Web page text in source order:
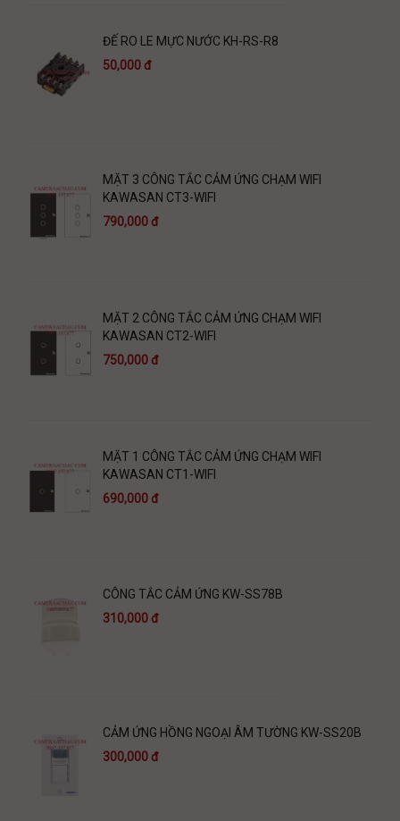
ĐẾ RO LE MỰC NƯỚC KH-RS-R8
50,000 đ
MẶT 3 CÔNG TẮC CẢM ỨNG CHẠM WIFI
KAWASAN CT3-WIFI
790,000 đ
MẶT 2 CÔNG TẮC CẢM ỨNG CHẠM WIFI
KAWASAN CT2-WIFI
750,000 đ
MẶT 1 CÔNG TẮC CẢM ỨNG CHẠM WIFI
KAWASAN CT1-WIFI
690,000 đ
CÔNG TẮC CẢM ỨNG KW-SS78B
310,000 đ
CẢM ỨNG HỒNG NGOẠI ÂM TƯỜNG KW-SS20B
300,000 đ